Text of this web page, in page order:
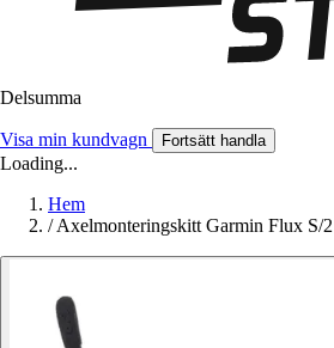
Delsumma
Visa min kundvagn Fortsätt handla
Loading...
Hem
/Axelmonteringskitt Garmin Flux S/2